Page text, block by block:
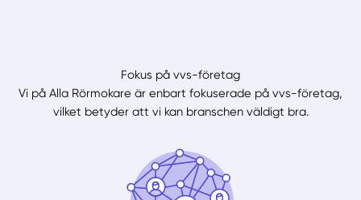
Fokus på vvs-företag
Vi på Alla Rörmokare är enbart fokuserade på vvs-företag,
vilket betyder att vi kan branschen väldigt bra.